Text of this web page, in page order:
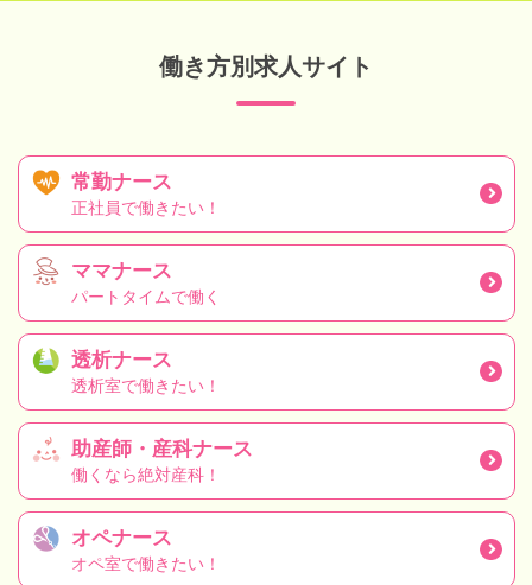
働き方別求人サイト
常勤ナース
正社員で働きたい！
ママナース
パートタイムで働く
透析ナース
透析室で働きたい！
助産師・産科ナース
働くなら絶対産科！
オペナース
オペ室で働きたい！